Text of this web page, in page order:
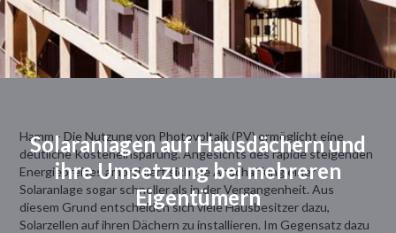
Solaranlagen auf Hausdächern und
ihre Umsetzung bei mehreren
Eigentümern
Hamm - Die Nutzung von Photovoltaik (PV) ermöglicht eine
deutliche Kosteneinsparung. Angesichts des rapide steigenden
Energiepreises amortisiert sich die Anschaffung einer
Solaranlage sogar schneller als in der Vergangenheit. Aus
diesem Grund entscheiden sich viele Hausbesitzer dazu,
Solarzellen auf ihren Dächern zu installieren. Im Gegensatz dazu